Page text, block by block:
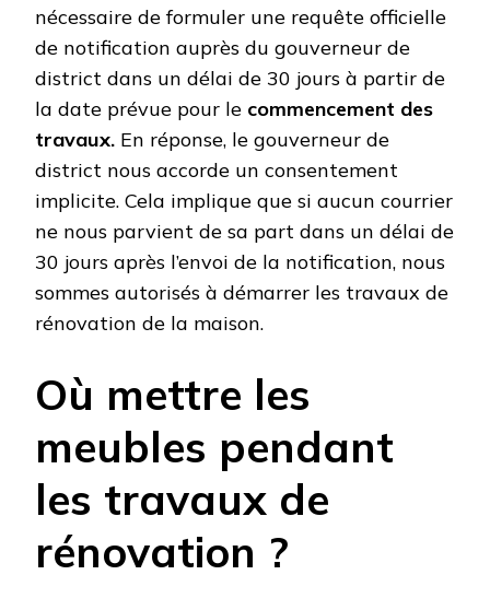
nécessaire de formuler une requête officielle
de notification auprès du gouverneur de
district dans un délai de 30 jours à partir de
la date prévue pour le commencement des
travaux. En réponse, le gouverneur de
district nous accorde un consentement
implicite. Cela implique que si aucun courrier
ne nous parvient de sa part dans un délai de
30 jours après l’envoi de la notification, nous
sommes autorisés à démarrer les travaux de
rénovation de la maison.
Où mettre les
meubles pendant
les travaux de
rénovation ?